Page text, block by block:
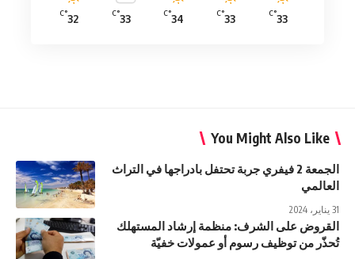
33
°C
33
°C
34
°C
33
°C
32
°C
You Might Also Like
الجمعة 2 فيفري جربة تحتفل بادراجها في التراث
العالمي
31 يناير، 2024
القروض على الشرف: منظمة إرشاد المستهلك
تُحذّر من توظيف رسوم أو عمولات خفيّة